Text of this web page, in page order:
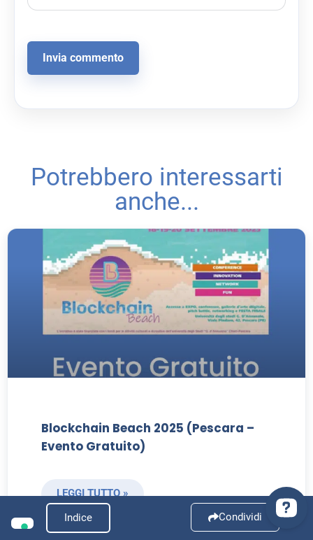
Potrebbero interessarti
anche...
Blockchain Beach 2025 (Pescara –
Evento Gratuito)
LEGGI TUTTO »
Indice
Condividi